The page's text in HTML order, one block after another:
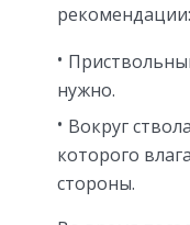
рекомендации:
нужно.
Вокруг
которого
стороны.